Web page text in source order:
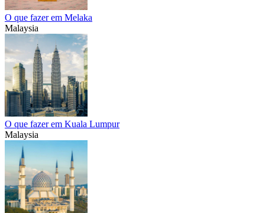
O que fazer em Melaka
Malaysia
O que fazer em Kuala Lumpur
Malaysia